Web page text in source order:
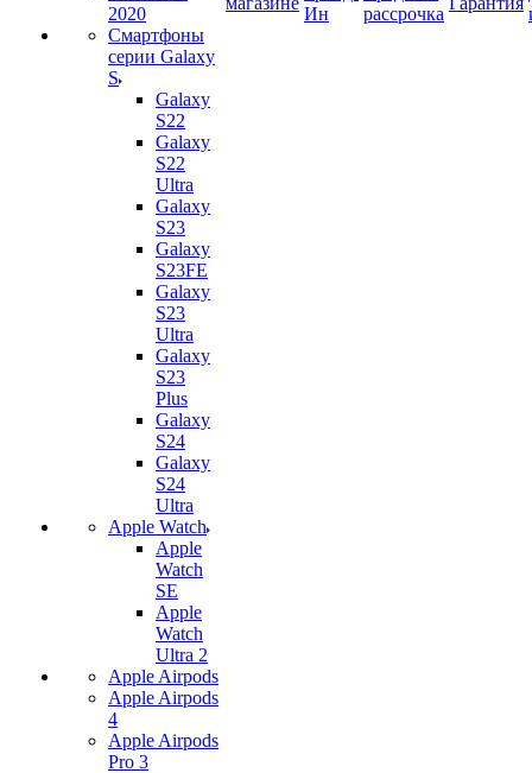
2020
Смартфоны
серии Galaxy
S
Galaxy
S22
Galaxy
S22
Ultra
Galaxy
S23
Galaxy
S23FE
Galaxy
S23
Ultra
Galaxy
S23
Plus
Galaxy
S24
Galaxy
S24
Ultra
Apple Watch
Apple
Watch
SE
Apple
Watch
Ultra 2
Apple Airpods
Apple Airpods
4
Apple Airpods
Pro 3
Ин
рассрочка